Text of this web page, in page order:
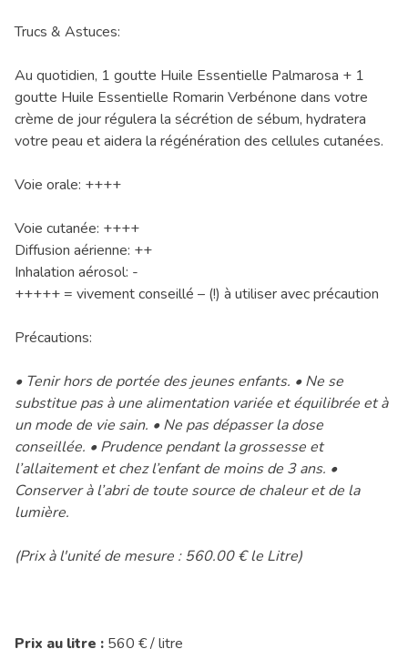
Trucs & Astuces:
Au quotidien, 1 goutte Huile Essentielle Palmarosa + 1
goutte Huile Essentielle Romarin Verbénone dans votre
crème de jour régulera la sécrétion de sébum, hydratera
votre peau et aidera la régénération des cellules cutanées.
Voie orale: ++++
Voie cutanée: ++++
Diffusion aérienne: ++
Inhalation aérosol: -
+++++ = vivement conseillé – (!) à utiliser avec précaution
Précautions:
• Tenir hors de portée des jeunes enfants. • Ne se
substitue pas à une alimentation variée et équilibrée et à
un mode de vie sain. • Ne pas dépasser la dose
conseillée. • Prudence pendant la grossesse et
l’allaitement et chez l’enfant de moins de 3 ans. •
Conserver à l’abri de toute source de chaleur et de la
lumière.
(Prix à l'unité de mesure : 560.00 € le Litre)
Prix au litre : 560 € / litre